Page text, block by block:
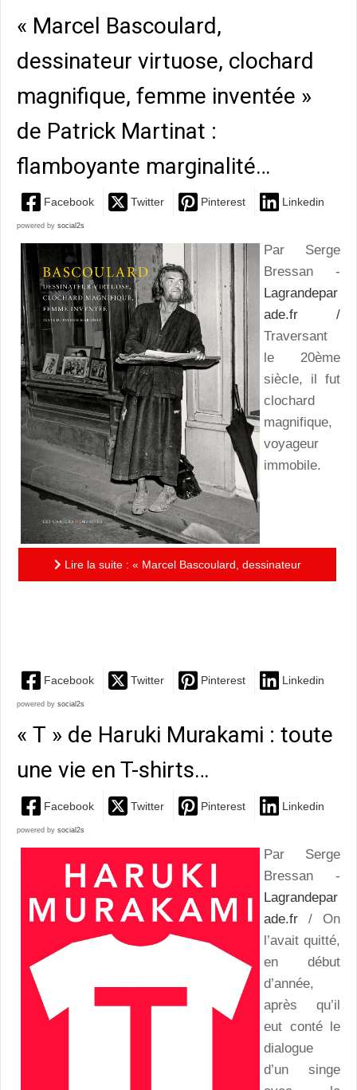
« Marcel Bascoulard,
dessinateur virtuose, clochard
magnifique, femme inventée »
de Patrick Martinat :
flamboyante marginalité…
Facebook Twitter Pinterest Linkedin
powered by social2s
Par Serge
Bressan -
Lagrandepar
ade.fr /
Traversant
le 20ème
siècle, il fut
clochard
magnifique,
voyageur
immobile.
Lire la suite : « Marcel Bascoulard, dessinateur
Facebook Twitter Pinterest Linkedin
powered by social2s
« T » de Haruki Murakami : toute
une vie en T-shirts…
Facebook Twitter Pinterest Linkedin
powered by social2s
Par Serge
Bressan -
Lagrandepar
ade.fr / On
l’avait quitté,
en début
d’année,
après qu’il
eut conté le
dialogue
d’un singe